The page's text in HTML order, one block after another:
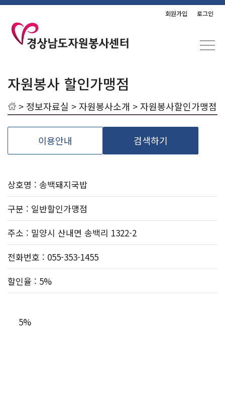
회원가입 로그인
자원봉사 할인가맹점
> 정보자료실 >자원봉사소개 > 자원봉사할인가맹점
이용안내 검색하기
상호명 : 송백돼지국밥
구분 : 일반할인가맹점
주소 : 밀양시 산내면 송백리 1322-2
전화번호 : 055-353-1455
할인율 : 5%
5%